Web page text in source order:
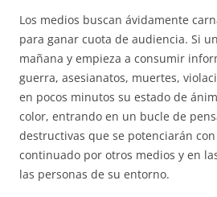
Los medios buscan ávidamente
para ganar cuota de audiencia. Si
mañana y empieza a consumir
guerra, asesianatos, muertes,
en pocos minutos su estado de
color, entrando en un bucle de
destructivas que se potenciarán
continuado por otros medios y en
las personas de su entorno.